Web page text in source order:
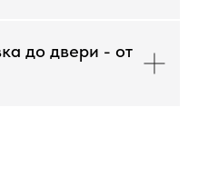
до двери - от